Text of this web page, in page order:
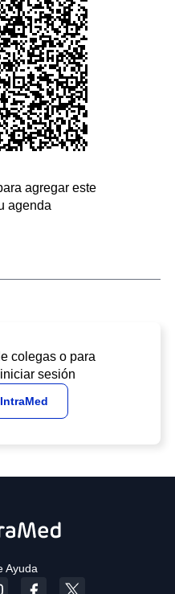
agregar este
agenda
colegas o para
sesión
Ayuda